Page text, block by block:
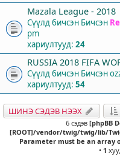
Mazala League - 2018
Сүүлд бичсэн Бичсэн
pm
хариултууд: 24
RUSSIA 2018 FIFA
Сүүлд бичсэн Бичсэн
хариултууд: 54
ШИНЭ СЭДЭВ НЭЭХ
6 сэдэв [phpBB
[ROOT]/vendor/twig/twig/lib/
Parameter must be an array
• 1